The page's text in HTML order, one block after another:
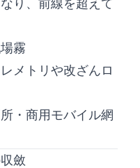
り、前線を超えて
霧
レメトリや改ざんロ
所・商用モバイル網
斂